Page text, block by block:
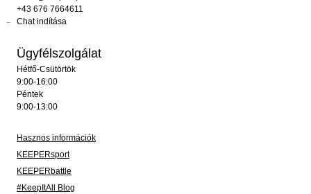
+43 676 7664611
Chat indítása
Ügyfélszolgálat
Hétfő-Csütörtök
9:00-16:00
Péntek
9:00-13:00
Hasznos információk
KEEPERsport
KEEPERbattle
#KeepItAll Blog